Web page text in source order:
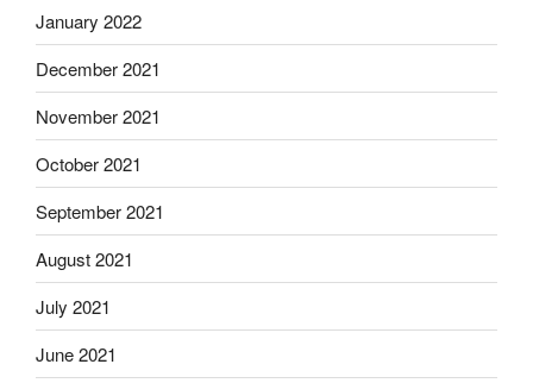
January 2022
December 2021
November 2021
October 2021
September 2021
August 2021
July 2021
June 2021